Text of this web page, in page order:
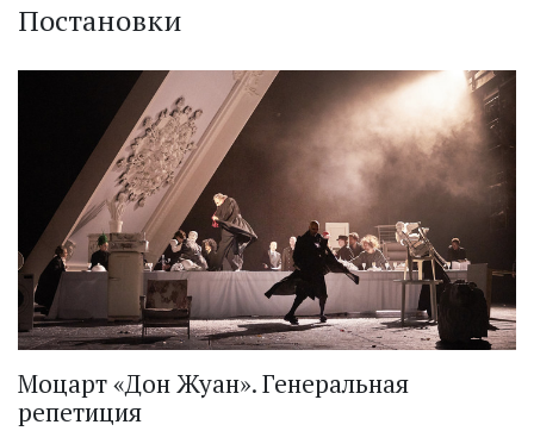
Постановки
Моцарт «Дон Жуан». Генеральная
репетиция